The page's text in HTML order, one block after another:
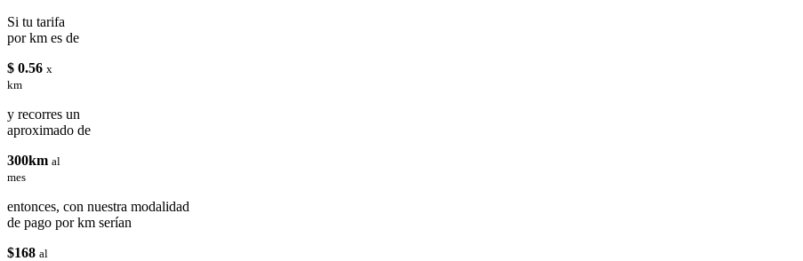
Si tu tarifa
por km es de
$ 0.56 x
km
y recorres un
aproximado de
300km al
mes
entonces, con nuestra modalidad
de pago por km serían
$168 al